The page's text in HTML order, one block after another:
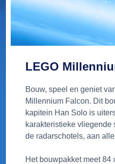
LEGO
Bouw, speel en geniet
Millennium Falcon. Dit
kapitein Han Solo is
karakteristieke vliegende
de radarschotels, aan
Het bouwpakket meet 84